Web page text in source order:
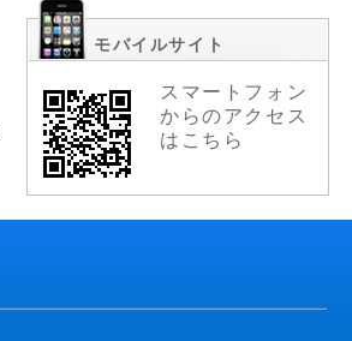
モバイルサイト
スマートフォン
からのアクセス
はこちら